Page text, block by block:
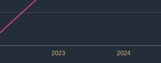
2023 2024